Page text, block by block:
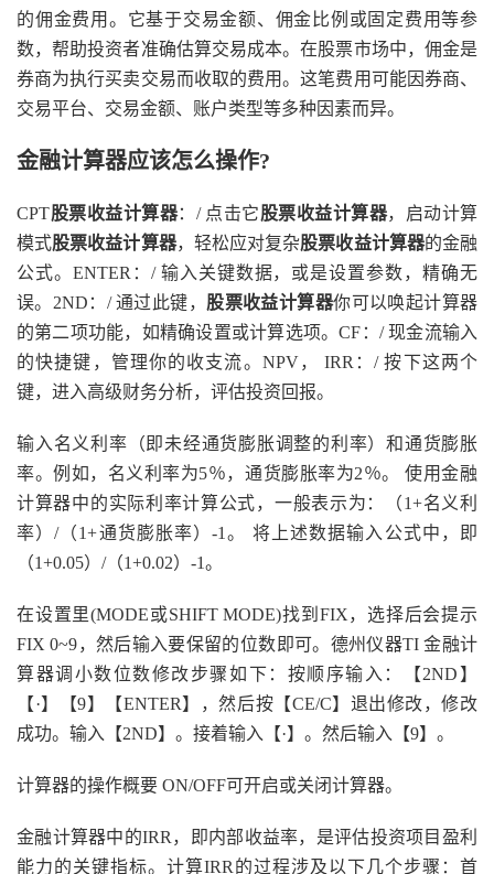
的佣金费用。它基于交易金额、佣金比例或固定费用等参
数，帮助投资者准确估算交易成本。在股票市场中，佣金是
券商为执行买卖交易而收取的费用。这笔费用可能因券商、
交易平台、交易金额、账户类型等多种因素而异。
金融计算器应该怎么操作?
CPT股票收益计算器：/ 点击它股票收益计算器，启动计算
模式股票收益计算器，轻松应对复杂股票收益计算器的金融
公式。ENTER：/ 输入关键数据，或是设置参数，精确无
误。2ND：/ 通过此键， 股票收益计算器你可以唤起计算器
的第二项功能，如精确设置或计算选项。CF：/ 现金流输入
的快捷键，管理你的收支流。NPV， IRR：/ 按下这两个
键，进入高级财务分析，评估投资回报。
输入名义利率（即未经通货膨胀调整的利率）和通货膨胀
率。例如，名义利率为5％，通货膨胀率为2％。 使用金融
计算器中的实际利率计算公式，一般表示为：（1+名义利
率）/（1+通货膨胀率）-1。 将上述数据输入公式中，即
（1+0.05）/（1+0.02）-1。
在设置里(MODE或SHIFT MODE)找到FIX，选择后会提示
FIX 0~9，然后输入要保留的位数即可。德州仪器TI 金融计
算器调小数位数修改步骤如下：按顺序输入：【2ND】
【·】【9】【ENTER】，然后按【CE/C】退出修改，修改
成功。输入【2ND】。接着输入【·】。然后输入【9】。
计算器的操作概要 ON/OFF可开启或关闭计算器。
金融计算器中的IRR，即内部收益率，是评估投资项目盈利
能力的关键指标。计算IRR的过程涉及以下几个步骤：首